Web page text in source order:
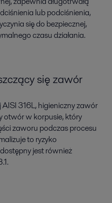
lub podciśnienia,
się do bezpiecznej,
czasu działania.
się zawór
316L, higieniczny zawór
otwór w korpusie, który
zaworu podczas procesu
to ryzyko
jest również